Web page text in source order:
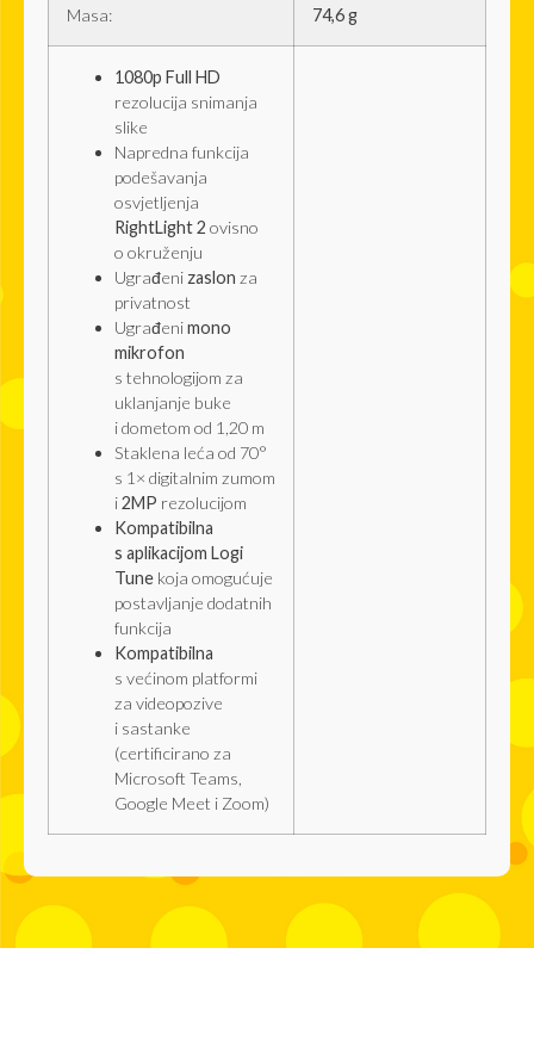
Masa: 74,6 g
1080p Full HD
rezolucija snimanja
slike
Napredna funkcija
podešavanja
osvjetljenja
RightLight 2 ovisno
o okruženju
Ugrađeni zaslon za
privatnost
Ugrađenimono
mikrofon
s tehnologijom za
uklanjanje buke
i dometom od 1,20 m
Staklena leća od 70°
s 1× digitalnim zumom
i2MP rezolucijom
Kompatibilna
s aplikacijom Logi
Tune koja omogućuje
postavljanje dodatnih
funkcija
Kompatibilna
s većinom platformi
za videopozive
i sastanke
(certificirano za
Microsoft Teams,
Google Meet i Zoom)